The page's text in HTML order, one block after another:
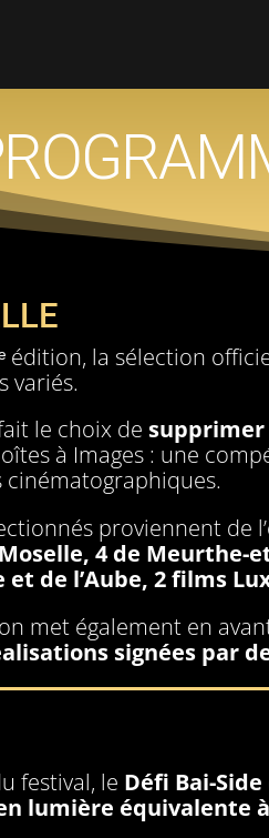
édition, la sélection
variés.
le choix de supprimer
à Images : une
proviennent de
4 de Meurthe-
et de l’Aube, 2 films
met également en
signées par
festival, le Défi Bai-Side
lumière équivalente